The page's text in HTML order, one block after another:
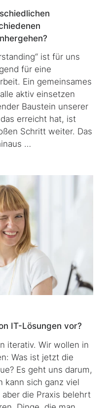
ist für uns
für eine
Ein gemeinsames
aktiv einsetzen
Baustein unserer
erreicht hat, ist
Schritt weiter. Das
…
IT-Lösungen vor?
iterativ. Wir wollen in
Was ist jetzt die
Es geht uns darum,
kann sich ganz viel
die Praxis belehrt